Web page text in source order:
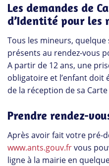
Les demandes de
d’Identité pour les
Tous les mineurs,
présents au rendez-vous
A partir de 12 ans, une
obligatoire et l’enfant doit
de la réception de sa
Prendre rendez-
Après avoir fait votre pré-
www.ants.gouv.frvous
ligne à la mairie en